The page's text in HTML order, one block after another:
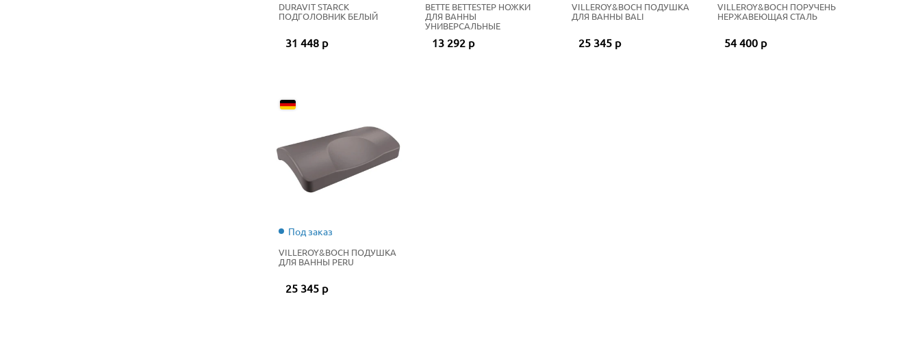
DURAVIT STARCK
ПОДГОЛОВНИК БЕЛЫЙ
31 448 р
BETTE BETTESTEP НОЖКИ
ДЛЯ ВАННЫ
УНИВЕРСАЛЬНЫЕ
13 292 р
VILLEROY&BOCH ПОДУШКА
ДЛЯ ВАННЫ BALI
25 345 р
VILLEROY&BOCH ПОРУЧЕНЬ
НЕРЖАВЕЮЩАЯ СТАЛЬ
54 400 р
Под заказ
VILLEROY&BOCH ПОДУШКА
ДЛЯ ВАННЫ PERU
25 345 р